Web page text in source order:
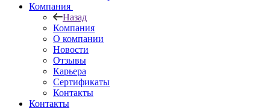
Компания
Назад
Компания
О компании
Новости
Отзывы
Карьера
Сертификаты
Контакты
Контакты